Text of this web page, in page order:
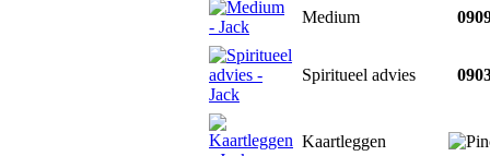
Medium
Spiritueel advies
Kaartleggen